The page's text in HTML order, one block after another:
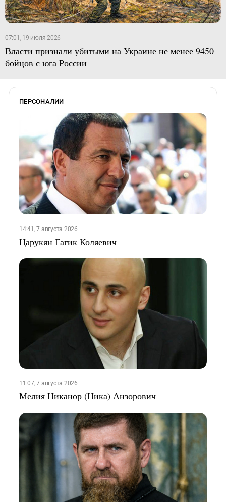
07:01, 19 июля 2026
Власти признали убитыми на Украине не менее 9450
бойцов с юга России
ПЕРСОНАЛИИ
14:41, 7 августа 2026
Царукян Гагик Коляевич
11:07, 7 августа 2026
Мелия Никанор (Ника) Анзорович